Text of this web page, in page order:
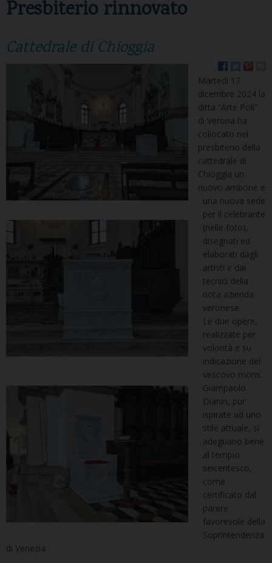
Presbiterio rinnovato
Cattedrale di Chioggia
Martedì 17
dicembre 2024 la
ditta “Arte Poli”
di Verona ha
collocato nel
presbiterio della
cattedrale di
Chioggia un
nuovo ambone e
una nuova sede
per il celebrante
(nelle foto),
disegnati ed
elaborati dagli
artisti e dai
tecnici della
nota azienda
veronese.
Le due opere,
realizzate per
volontà e su
indicazione del
vescovo mons.
Giampaolo
Dianin, pur
ispirate ad uno
stile attuale, si
adeguano bene
al tempio
seicentesco,
come
certificato dal
parere
favorevole della
Soprintendenza
di Venezia.